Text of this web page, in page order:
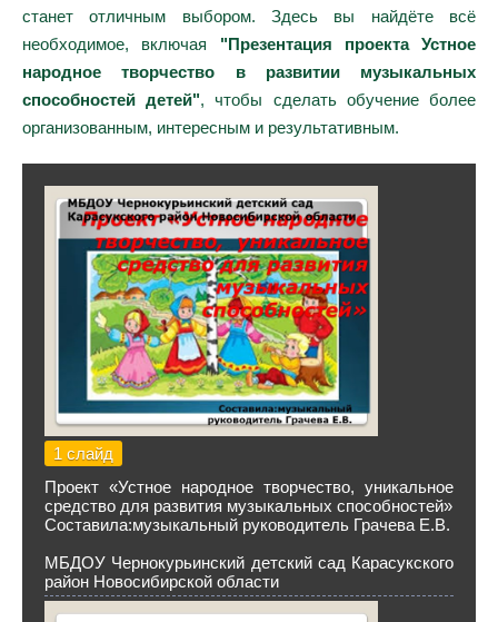
станет отличным выбором. Здесь вы найдёте всё
необходимое, включая "Презентация проекта Устное
народное творчество в развитии музыкальных
способностей детей", чтобы сделать обучение более
организованным, интересным и результативным.
1 слайд
Проект «Устное народное творчество, уникальное
средство для развития музыкальных способностей»
Составила:музыкальный руководитель Грачева Е.В.
МБДОУ Чернокурьинский детский сад Карасукского
район Новосибирской области